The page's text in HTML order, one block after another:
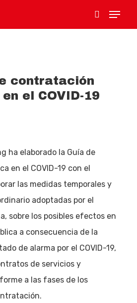
contratación
el COVID-19
ha elaborado la Guía de
en el COVID-19 con el
las medidas temporales y
adoptadas por el
sobre los posibles efectos en
a consecuencia de la
de alarma por el COVID-19,
de servicios y
a las fases de los